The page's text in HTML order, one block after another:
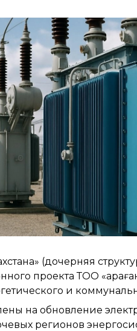
(дочерняя
проекта ТОО
и
на обновление
регионов